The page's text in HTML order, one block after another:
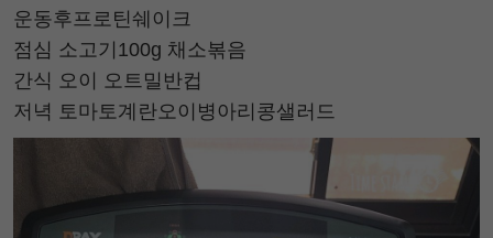
운동후프로틴쉐이크
점심 소고기100g 채소볶음
간식 오이 오트밀반컵
저녁 토마토계란오이병아리콩샐러드